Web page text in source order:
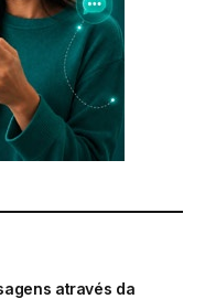
através da